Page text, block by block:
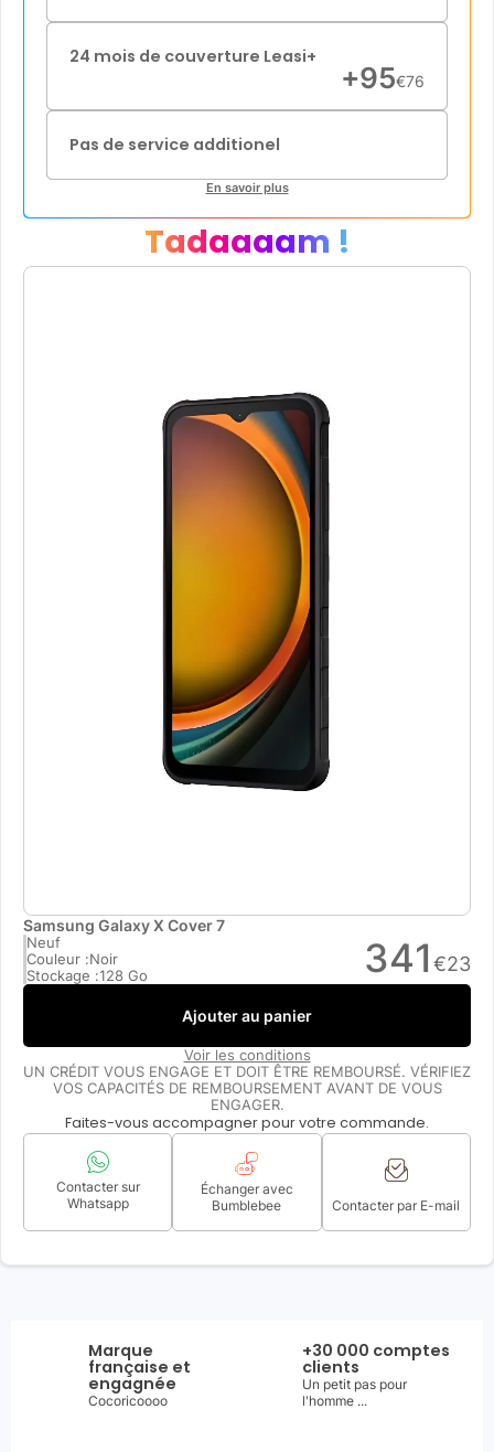
24 mois de couverture Leasi+
+95€76
Pas de service additionel
En savoir plus
Tadaaaam !
Samsung Galaxy X Cover 7
Neuf
Couleur :Noir
Stockage :128 Go 341 €23
Ajouter au panier
Voir les conditions
UN CRÉDIT VOUS ENGAGE ET DOIT ÊTRE REMBOURSÉ. VÉRIFIEZ
VOS CAPACITÉS DE REMBOURSEMENT AVANT DE VOUS
ENGAGER.
Faites-vous accompagner pour votre commande.
Contacter sur
Whatsapp
Échanger avec
Bumblebee
Contacter par E-mail
Marque
française et
engagnée
Cocoricoooo
+30 000 comptes
clients
Un petit pas pour
l'homme ...